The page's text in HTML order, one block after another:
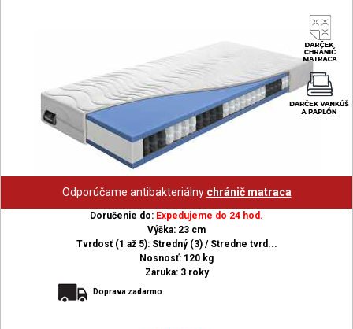
Odporúčame antibakteriálny chránič matraca
Doručenie do: Expedujeme do 24 hod.
Výška: 23 cm
Tvrdosť (1 až 5): Stredný (3) / Stredne tvrd...
Nosnosť: 120 kg
Záruka: 3 roky
Doprava zadarmo